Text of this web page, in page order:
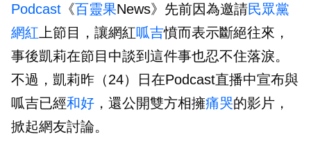
Podcast 《百靈果News》先前因為邀請民眾黨
網紅 上節目，讓網紅呱吉憤而表示斷絕往來，
事後凱莉在節目中談到這件事也忍不住落淚。
不過，凱莉昨（24）日在Podcast直播中宣布與
呱吉已經和好 ，還公開雙方相擁痛哭的影片，
掀起網友討論。